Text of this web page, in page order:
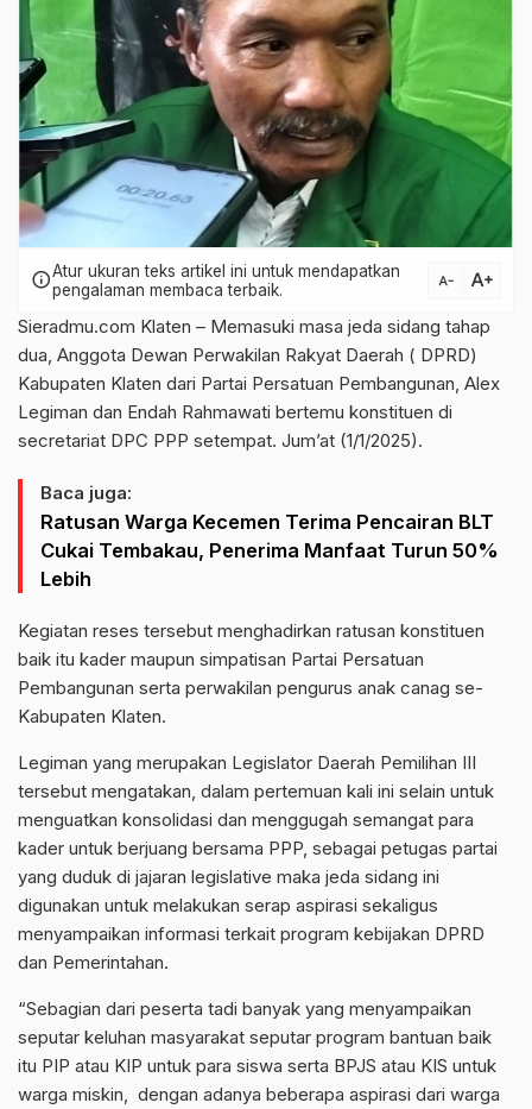
infoAtur ukuran teks artikel ini untuk mendapatkan
pengalaman membaca terbaik.
text_decrease text_increase
Sieradmu.com Klaten – Memasuki masa jeda sidang tahap
dua, Anggota Dewan Perwakilan Rakyat Daerah ( DPRD)
Kabupaten Klaten dari Partai Persatuan Pembangunan, Alex
Legiman dan Endah Rahmawati bertemu konstituen di
secretariat DPC PPP setempat. Jum’at (1/1/2025).
Baca juga:
Ratusan Warga Kecemen Terima Pencairan BLT
Cukai Tembakau, Penerima Manfaat Turun 50%
Lebih
Kegiatan reses tersebut menghadirkan ratusan konstituen
baik itu kader maupun simpatisan Partai Persatuan
Pembangunan serta perwakilan pengurus anak canag se-
Kabupaten Klaten.
Legiman yang merupakan Legislator Daerah Pemilihan III
tersebut mengatakan, dalam pertemuan kali ini selain untuk
menguatkan konsolidasi dan menggugah semangat para
kader untuk berjuang bersama PPP, sebagai petugas partai
yang duduk di jajaran legislative maka jeda sidang ini
digunakan untuk melakukan serap aspirasi sekaligus
menyampaikan informasi terkait program kebijakan DPRD
dan Pemerintahan.
“Sebagian dari peserta tadi banyak yang menyampaikan
seputar keluhan masyarakat seputar program bantuan baik
itu PIP atau KIP untuk para siswa serta BPJS atau KIS untuk
warga miskin, dengan adanya beberapa aspirasi dari warga